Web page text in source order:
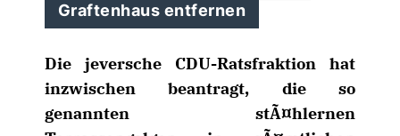
Graftenhaus entfernen
Die jeversche CDU-Ratsfraktion hat
inzwischen beantragt, die so
genannten stÃ¤hlernen